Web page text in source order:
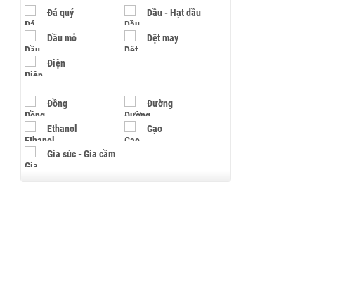
Đá quý Dầu - Hạt dầu
Dầu mỏ Dệt may
Điện
Đồng Đường
Ethanol Gạo
Gia súc - Gia cầm